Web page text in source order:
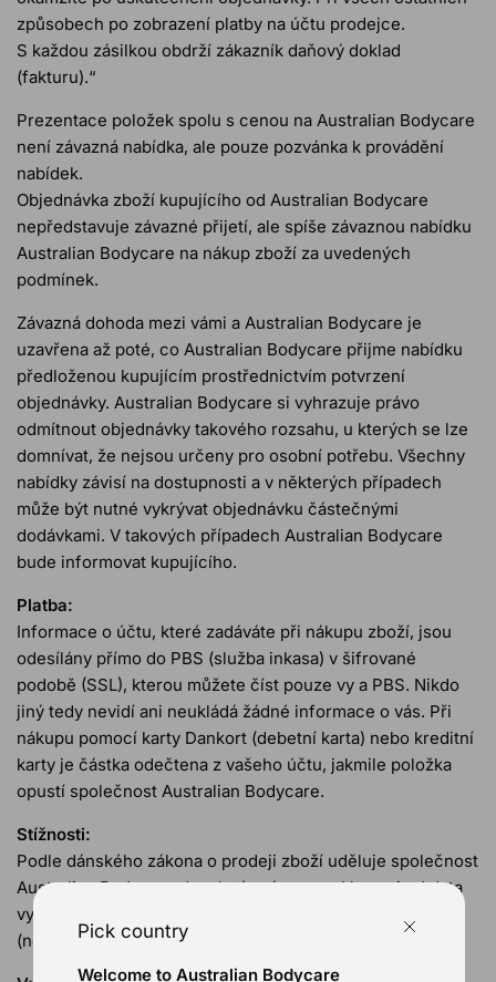
způsobech po zobrazení platby na účtu prodejce.
S každou zásilkou obdrží zákazník daňový doklad
(fakturu).“
Prezentace položek spolu s cenou na Australian Bodycare
není závazná nabídka, ale pouze pozvánka k provádění
nabídek.
Objednávka zboží kupujícího od Australian Bodycare
nepředstavuje závazné přijetí, ale spíše závaznou nabídku
Australian Bodycare na nákup zboží za uvedených
podmínek.
Závazná dohoda mezi vámi a Australian Bodycare je
uzavřena až poté, co Australian Bodycare přijme nabídku
předloženou kupujícím prostřednictvím potvrzení
objednávky. Australian Bodycare si vyhrazuje právo
odmítnout objednávky takového rozsahu, u kterých se lze
domnívat, že nejsou určeny pro osobní potřebu. Všechny
nabídky závisí na dostupnosti a v některých případech
může být nutné vykrývat objednávku částečnými
dodávkami. V takových případech Australian Bodycare
bude informovat kupujícího.
Platba:
Informace o účtu, které zadáváte při nákupu zboží, jsou
odesílány přímo do PBS (služba inkasa) v šifrované
podobě (SSL), kterou můžete číst pouze vy a PBS. Nikdo
jiný tedy nevidí ani neukládá žádné informace o vás. Při
nákupu pomocí karty Dankort (debetní karta) nebo kreditní
karty je částka odečtena z vašeho účtu, jakmile položka
opustí společnost Australian Bodycare.
Stížnosti:
Podle dánského zákona o prodeji zboží uděluje společnost
Australian Bodycare dvouleté právo na reklamaci od data
vystavení faktury na výrobní a materiálové vady
(nedostatky).Pick country
Welcome to Australian Bodycare